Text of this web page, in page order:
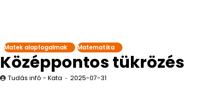
Matek alapfogalmak Matematika
Középpontos tükrözés
Tudás infó - Kata 2025-07-31